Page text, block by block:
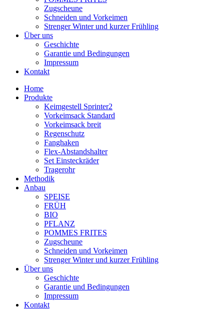
Zugscheune
Schneiden und Vorkeimen
Strenger Winter und kurzer Frühling
Über uns
Geschichte
Garantie und Bedingungen
Impressum
Kontakt
Home
Produkte
Keimgestell Sprinter2
Vorkeimsack Standard
Vorkeimsack breit
Regenschutz
Fanghaken
Flex-Abstandshalter
Set Einsteckräder
Tragerohr
Methodik
Anbau
SPEISE
FRÜH
BIO
PFLANZ
POMMES FRITES
Zugscheune
Schneiden und Vorkeimen
Strenger Winter und kurzer Frühling
Über uns
Geschichte
Garantie und Bedingungen
Impressum
Kontakt